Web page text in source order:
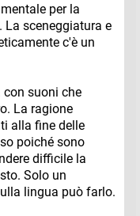
per la
sceneggiatura e
c'è un
suoni che
La ragione
alla fine delle
poiché sono
difficile la
Solo un
lingua può farlo.